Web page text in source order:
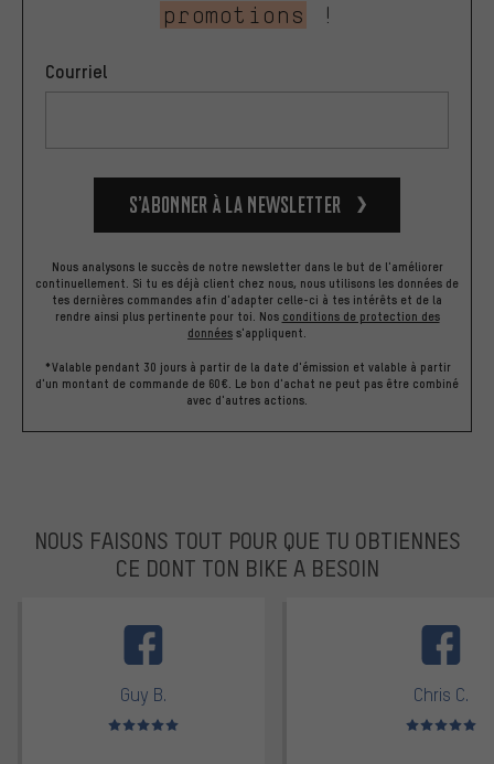
promotions
!
Courriel
S’abonner à la newsletter
Nous analysons le succès de notre newsletter dans le but de l'améliorer
continuellement. Si tu es déjà client chez nous, nous utilisons les données de
tes dernières commandes afin d'adapter celle-ci à tes intérêts et de la
rendre ainsi plus pertinente pour toi. Nos conditions de protection des
données s'appliquent.
*Valable pendant 30 jours à partir de la date d'émission et valable à partir
d'un montant de commande de 60€. Le bon d'achat ne peut pas être combiné
avec d'autres actions.
NOUS FAISONS TOUT POUR QUE TU OBTIENNES
CE DONT TON BIKE A BESOIN
Guy B.
Note moyenne : 5 sur 5
Chris C.
Note moyenne :